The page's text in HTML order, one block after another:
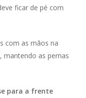
ficar de pé com
com as mãos na
mantendo as pernas
para a frente